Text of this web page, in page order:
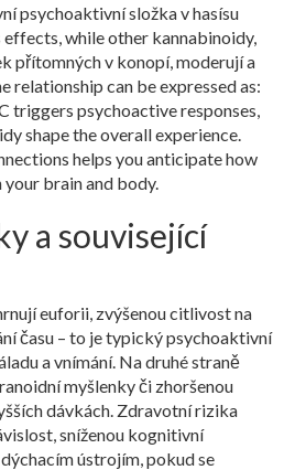
psychoaktivní složka v hasísu
while other kannabinoidy,
přítomných v konopí, moderují a
relationship can be expressed as:
triggers psychoactive responses,
shape the overall experience.
helps you anticipate how
brain and body.
a související
euforii, zvýšenou citlivost na
času – to je typickýpsychoaktivní
a vnímání. Na druhé straně
myšlenky či zhoršenou
dávkách. Zdravotní rizika
sníženou kognitivní
ústrojím, pokud se